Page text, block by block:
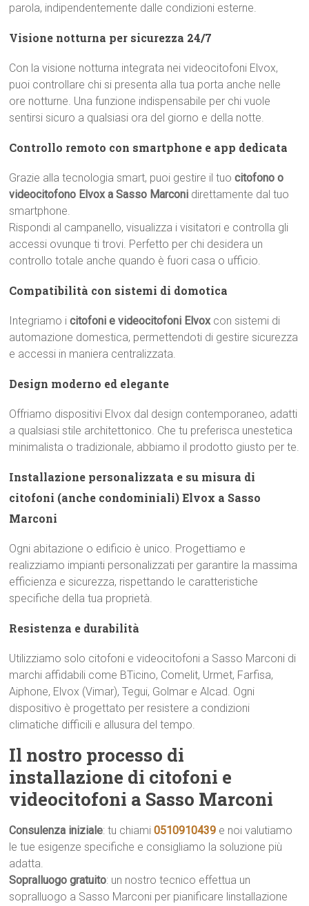
parola, indipendentemente dalle condizioni esterne.
Visione notturna per sicurezza 24/7
Con la visione notturna integrata nei videocitofoni Elvox,
puoi controllare chi si presenta alla tua porta anche nelle
ore notturne. Una funzione indispensabile per chi vuole
sentirsi sicuro a qualsiasi ora del giorno e della notte.
Controllo remoto con smartphone e app dedicata
Grazie alla tecnologia smart, puoi gestire il tuocitofono o
videocitofono Elvox a Sasso Marconi direttamente dal tuo
smartphone.
Rispondi al campanello, visualizza i visitatori e controlla gli
accessi ovunque ti trovi. Perfetto per chi desidera un
controllo totale anche quando è fuori casa o ufficio.
Compatibilità con sistemi di domotica
Integriamo icitofoni e videocitofoni Elvoxcon sistemi di
automazione domestica, permettendoti di gestire sicurezza
e accessi in maniera centralizzata.
Design moderno ed elegante
Offriamo dispositivi Elvox dal design contemporaneo, adatti
a qualsiasi stile architettonico. Che tu preferisca unestetica
minimalista o tradizionale, abbiamo il prodotto giusto per te.
Installazione personalizzata e su misura di
citofoni (anche condominiali) Elvox a Sasso
Marconi
Ogni abitazione o edificio è unico. Progettiamo e
realizziamo impianti personalizzati per garantire la massima
efficienza e sicurezza, rispettando le caratteristiche
specifiche della tua proprietà.
Resistenza e durabilità
Utilizziamo solo citofoni e videocitofoni a Sasso Marconi di
marchi affidabili come BTicino, Comelit, Urmet, Farfisa,
Aiphone, Elvox (Vimar), Tegui, Golmar e Alcad. Ogni
dispositivo è progettato per resistere a condizioni
climatiche difficili e allusura del tempo.
Il nostro processo di
installazione di citofoni e
videocitofoni a Sasso Marconi
Consulenza iniziale: tu chiami0510910439 e noi valutiamo
le tue esigenze specifiche e consigliamo la soluzione più
adatta.
Sopralluogo gratuito: un nostro tecnico effettua un
sopralluogo a Sasso Marconi per pianificare linstallazione